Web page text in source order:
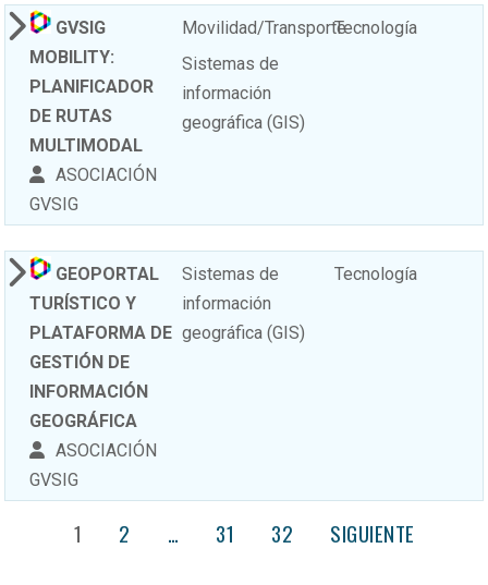
GVSIG
MOBILITY:
PLANIFICADOR
DE RUTAS
MULTIMODAL
ASOCIACIÓN
GVSIG
Movilidad/Transporte
Sistemas de
información
geográfica (GIS)
Tecnología
GEOPORTAL
TURÍSTICO Y
PLATAFORMA DE
GESTIÓN DE
INFORMACIÓN
GEOGRÁFICA
ASOCIACIÓN
GVSIG
Sistemas de
información
geográfica (GIS)
Tecnología
1 2 … 31 32 SIGUIENTE